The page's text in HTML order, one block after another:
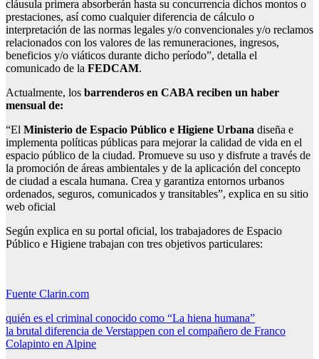
cláusula primera absorberán hasta su concurrencia dichos montos o
prestaciones, así como cualquier diferencia de cálculo o
interpretación de las normas legales y/o convencionales y/o reclamos
relacionados con los valores de las remuneraciones, ingresos,
beneficios y/o viáticos durante dicho período”, detalla el
comunicado de la FEDCAM.
Actualmente, los barrenderos en CABA reciben un haber
mensual de:
“El Ministerio de Espacio Público e Higiene Urbana diseña e
implementa políticas públicas para mejorar la calidad de vida en el
espacio público de la ciudad. Promueve su uso y disfrute a través de
la promoción de áreas ambientales y de la aplicación del concepto
de ciudad a escala humana. Crea y garantiza entornos urbanos
ordenados, seguros, comunicados y transitables”, explica en su sitio
web oficial
Según explica en su portal oficial, los trabajadores de Espacio
Público e Higiene trabajan con tres objetivos particulares:
Fuente Clarin.com
Navegación
de
quién es el criminal conocido como “La hiena humana”
la brutal diferencia de Verstappen con el compañero de Franco
Colapinto en Alpine